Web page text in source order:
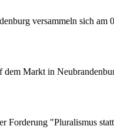
versammeln sich
Markt in
Forderung "Pluralismus